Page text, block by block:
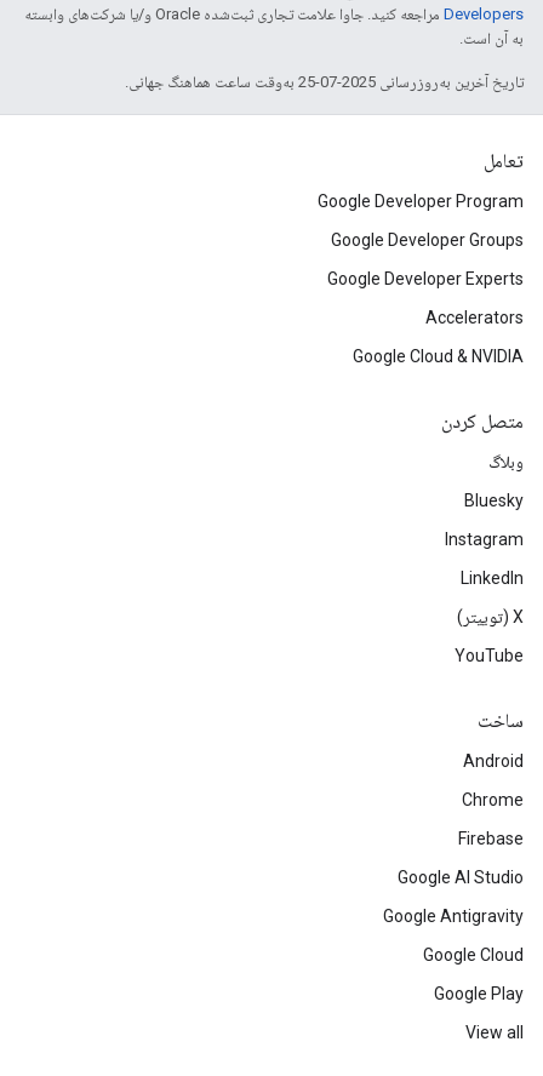
Developers‏
مراجعه کنید. جاوا علامت تجاری ثبت‌شده Oracle و/یا شرکت‌های وابسته
به آن است.
تاریخ آخرین به‌روزرسانی 2025-07-25 به‌وقت ساعت هماهنگ جهانی.
تعامل
Google Developer Program
Google Developer Groups
Google Developer Experts
Accelerators
Google Cloud & NVIDIA
متصل کردن
وبلاگ
Bluesky
Instagram
LinkedIn
‫X (توییتر)
YouTube
ساخت
Android
Chrome
Firebase
Google AI Studio
Google Antigravity
Google Cloud
Google Play
View all